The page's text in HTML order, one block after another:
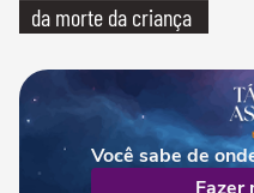
da morte da criança
Você sabe de